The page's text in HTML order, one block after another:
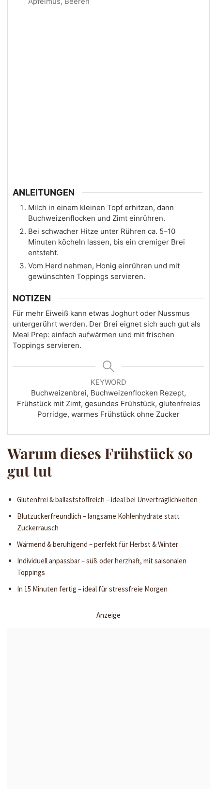
ANLEITUNGEN
Milch in einem kleinen Topf erhitzen, dann
Buchweizenflocken und Zimt einrühren.
Bei schwacher Hitze unter Rühren ca. 5–10
Minuten köcheln lassen, bis ein cremiger Brei
entsteht.
Vom Herd nehmen, Honig einrühren und mit
gewünschten Toppings servieren.
NOTIZEN
Für mehr Eiweiß kann etwas Joghurt oder Nussmus
untergerührt werden. Der Brei eignet sich auch gut als
Meal Prep: einfach aufwärmen und mit frischen
Toppings servieren.
KEYWORD
Buchweizenbrei, Buchweizenflocken Rezept,
Frühstück mit Zimt, gesundes Frühstück, glutenfreies
Porridge, warmes Frühstück ohne Zucker
Warum dieses Frühstück so
gut tut
Glutenfrei & ballaststoffreich – ideal bei Unverträglichkeiten
Blutzuckerfreundlich – langsame Kohlenhydrate statt
Zuckerrausch
Wärmend & beruhigend – perfekt für Herbst & Winter
Individuell anpassbar – süß oder herzhaft, mit saisonalen
Toppings
In 15 Minuten fertig – ideal für stressfreie Morgen
Anzeige